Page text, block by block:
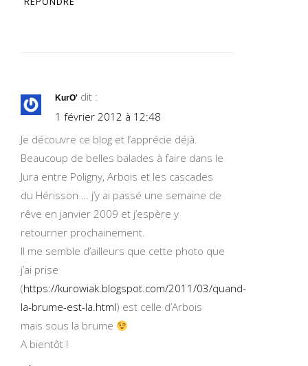
KurO' dit :
1 février 2012 à 12:48
Je découvre ce blog et l’apprécie déjà.
Beaucoup de belles balades à faire dans le
Jura entre Poligny, Arbois et les cascades
du Hérisson … j’y ai passé une semaine de
rêve en janvier 2009 et j’espère y
retourner prochainement.
Il me semble d’ailleurs que cette photo que
j’ai prise
(https://kurowiak.blogspot.com/2011/03/quand-
la-brume-est-la.html) est celle d’Arbois
mais sous la brume
A bientôt !